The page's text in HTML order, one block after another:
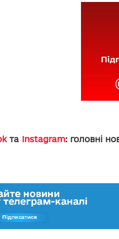
та Instagram: головні